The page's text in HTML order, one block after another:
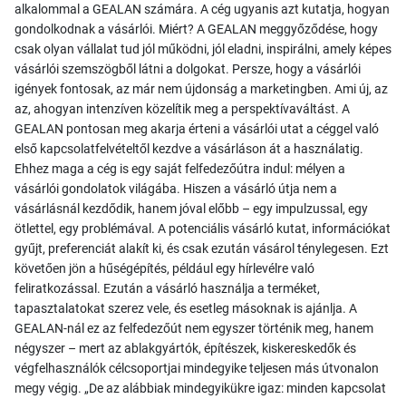
alkalommal a GEALAN számára. A cég ugyanis azt kutatja, hogyan
gondolkodnak a vásárlói. Miért? A GEALAN meggyőződése, hogy
csak olyan vállalat tud jól működni, jól eladni, inspirálni, amely képes
vásárlói szemszögből látni a dolgokat. Persze, hogy a vásárlói
igények fontosak, az már nem újdonság a marketingben. Ami új, az
az, ahogyan intenzíven közelítik meg a perspektívaváltást. A
GEALAN pontosan meg akarja érteni a vásárlói utat a céggel való
első kapcsolatfelvételtől kezdve a vásárláson át a használatig.
Ehhez maga a cég is egy saját felfedezőútra indul: mélyen a
vásárlói gondolatok világába. Hiszen a vásárló útja nem a
vásárlásnál kezdődik, hanem jóval előbb – egy impulzussal, egy
ötlettel, egy problémával. A potenciális vásárló kutat, információkat
gyűjt, preferenciát alakít ki, és csak ezután vásárol ténylegesen. Ezt
követően jön a hűségépítés, például egy hírlevélre való
feliratkozással. Ezután a vásárló használja a terméket,
tapasztalatokat szerez vele, és esetleg másoknak is ajánlja. A
GEALAN-nál ez az felfedezőút nem egyszer történik meg, hanem
négyszer – mert az ablakgyártók, építészek, kiskereskedők és
végfelhasználók célcsoportjai mindegyike teljesen más útvonalon
megy végig. „De az alábbiak mindegyikükre igaz: minden kapcsolat